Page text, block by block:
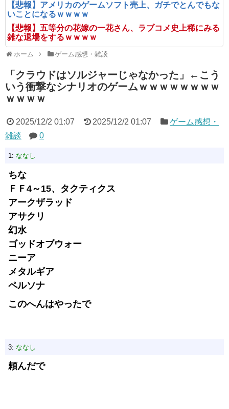
【悲報】アメリカのゲームソフト売上、ガチでとんでもな
いことになるｗｗｗｗ
【悲報】五等分の花嫁の一花さん、ラブコメ史上稀にみる
雑な退場をするｗｗｗｗ
ホーム ゲーム感想・雑談
「クラウドはソルジャーじゃなかった」←こう
いう衝撃なシナリオのゲームｗｗｗｗｗｗｗｗ
ｗｗｗｗ
2025/12/2 01:07 2025/12/2 01:07
ゲーム感想・
雑談
0
1: ななし
ちな
ＦＦ4～15、タクティクス
アークザラッド
アサクリ
幻水
ゴッドオブウォー
ニーア
メタルギア
ペルソナ
このへんはやったで
3: ななし
頼んだで